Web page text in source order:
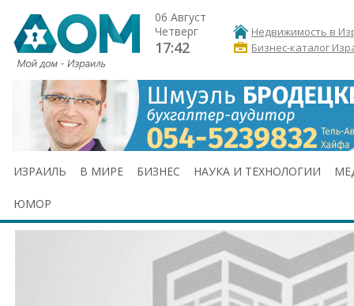
06 Август
Четверг
17:42
Недвижимость в
Бизнес-каталог
ИЗРАИЛЬ В МИРЕ БИЗНЕС НАУКА И ТЕХНОЛОГИИ
ЮМОР